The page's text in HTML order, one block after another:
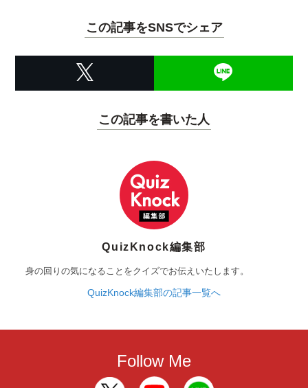
この記事をSNSでシェア
この記事を書いた人
QuizKnock編集部
身の回りの気になることをクイズでお伝えいたします。
QuizKnock編集部の記事一覧へ
Follow Me